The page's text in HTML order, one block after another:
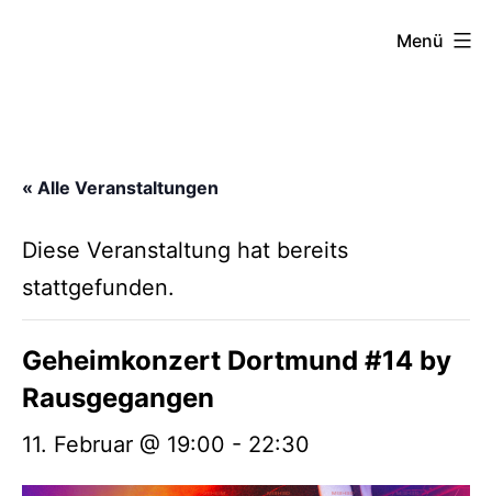
Menü
« Alle Veranstaltungen
Diese Veranstaltung hat bereits
stattgefunden.
Geheimkonzert Dortmund #14 by
Rausgegangen
11. Februar @ 19:00 - 22:30